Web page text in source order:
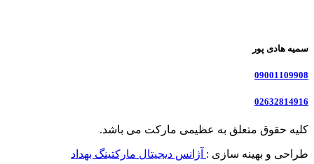
سمیه هادی پور
09001109908
02632814916
کلیه حقوق متعلق به عظیمی مارکت می باشد.
طراحی و بهینه سازی : آژانس دیجیتال مارکتینگ بهداد